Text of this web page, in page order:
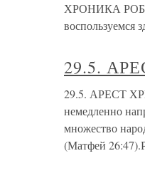
ХРОНИКА
воспользуемся
29.5.
29.5. АРЕСТ
немедленно
множество
(Матфей